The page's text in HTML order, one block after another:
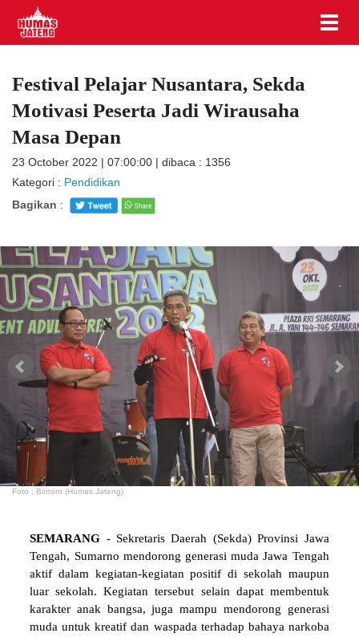
Festival Pelajar Nusantara, Sekda
Motivasi Peserta Jadi Wirausaha
Masa Depan
23 October 2022 | 07:00:00 | dibaca : 1356
Kategori : Pendidikan
Bagikan :
Foto : Bintoro (Humas Jateng)
SEMARANG - Sekretaris Daerah (Sekda) Provinsi Jawa
Tengah, Sumarno mendorong generasi muda Jawa Tengah
aktif dalam kegiatan-kegiatan positif di sekolah maupun
luar sekolah. Kegiatan tersebut selain dapat membentuk
karakter anak bangsa, juga mampu mendorong generasi
muda untuk kreatif dan waspada terhadap bahaya narkoba